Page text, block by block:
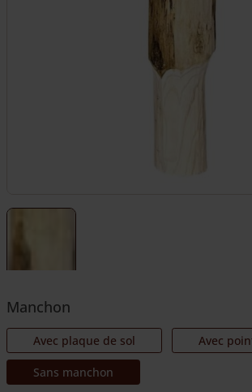
Manchon
Avec plaque de sol Avec
Sans manchon